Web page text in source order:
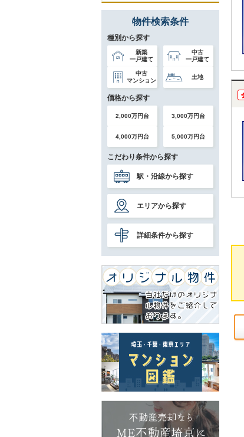
物件検索条件
種別から探す
新築
一戸建て
中古
一戸建て
中古
マンション
土地
価格から探す
2,000万円台 3,000万円台
4,000万円台 5,000万円台
こだわり条件から探す
駅・沿線から探す
エリアから探す
詳細条件から探す